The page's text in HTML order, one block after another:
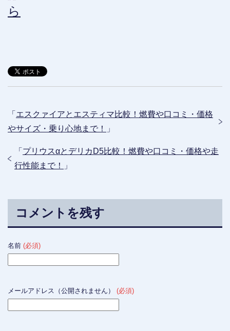
ら
「 エスクァイアとエスティマ比較！燃費や口コミ・価格
やサイズ・乗り心地まで！
」
「 プリウスαとデリカD5比較！燃費や口コミ・価格や走
行性能まで！
」
コメントを残す
名前 (必須)
メールアドレス（公開されません） (必須)